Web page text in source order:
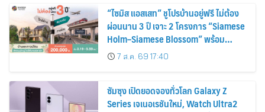
“ไซมิส แอสเสท” ชูโปรบ้านอยู่ฟรี ไม่ต้อง
ผ่อนนาน 3 ปี เจาะ 2 โครงการ “Siamese
Holm–Siamese Blossom” พร้อม
ส่วนลดและสิทธิพิเศษถึง 31 สิงหาคม
2569
7 ส.ค. 69 17:40
ซัมซุง เปิดยอดจองทั่วโลก Galaxy Z
Series เจเนอเรชันใหม่, Watch Ultra2